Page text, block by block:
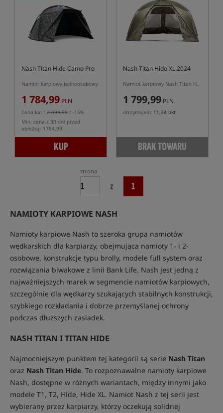
Nash Titan Hide Camo Pro
Namiot karpiowy jednoosobowy
1 784,99 PLN
Cena kat.: 2 099,99 / -15%
Min. cena z 30 dni przed
obniżką: 1784.99
KUP
Nash Titan Hide XL 2024
Namiot karpiowy Nash Titan Hide XL w kolorze zielonym (model 2024)
1 799,99 PLN
otrzymujesz 11,34 pkt
BRAK TOWARU
strona
z 1
NAMIOTY KARPIOWE NASH
Namioty karpiowe Nash to szeroka grupa namiotów
wędkarskich dla karpiarzy, obejmująca namioty 1- i 2-
osobowe, konstrukcje typu brolly, modele full system oraz
rozwiązania biwakowe z linii Bank Life. Nash jest jedną z
najważniejszych marek w segmencie namiotów karpiowych,
szczególnie dla wędkarzy szukających stabilnych konstrukcji,
szybkiego rozkładania i dobrze przemyślanej ochrony
podczas dłuższych zasiadek.
NASH TITAN I TITAN HIDE
Najmocniejszym punktem tej kategorii są serie Nash Titan
oraz Nash Titan Hide. To rozpoznawalne namioty karpiowe
Nash, dostępne w różnych wariantach, między innymi jako
modele T1, T2, Hide, Hide XL. Namiot Nash z tej serii jest
wybierany przez karpiarzy, którzy oczekują solidnej